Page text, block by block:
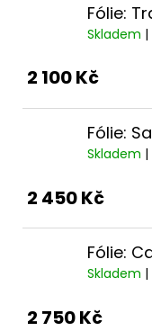
Fólie:
Skladem |
2 100 Kč
Fólie:
Skladem |
2 450 Kč
Fólie:
Skladem |
2 750 Kč